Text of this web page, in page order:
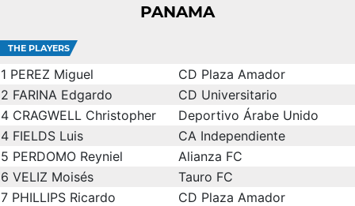
PANAMA
THE PLAYERS
1 PEREZ Miguel
CD Plaza Amador
2 FARINA Edgardo
CD Universitario
4 CRAGWELL Christopher
Deportivo Árabe Unido
4 FIELDS Luis
CA Independiente
5 PERDOMO Reyniel
Alianza FC
6 VELIZ Moisés
Tauro FC
7 PHILLIPS Ricardo
CD Plaza Amador